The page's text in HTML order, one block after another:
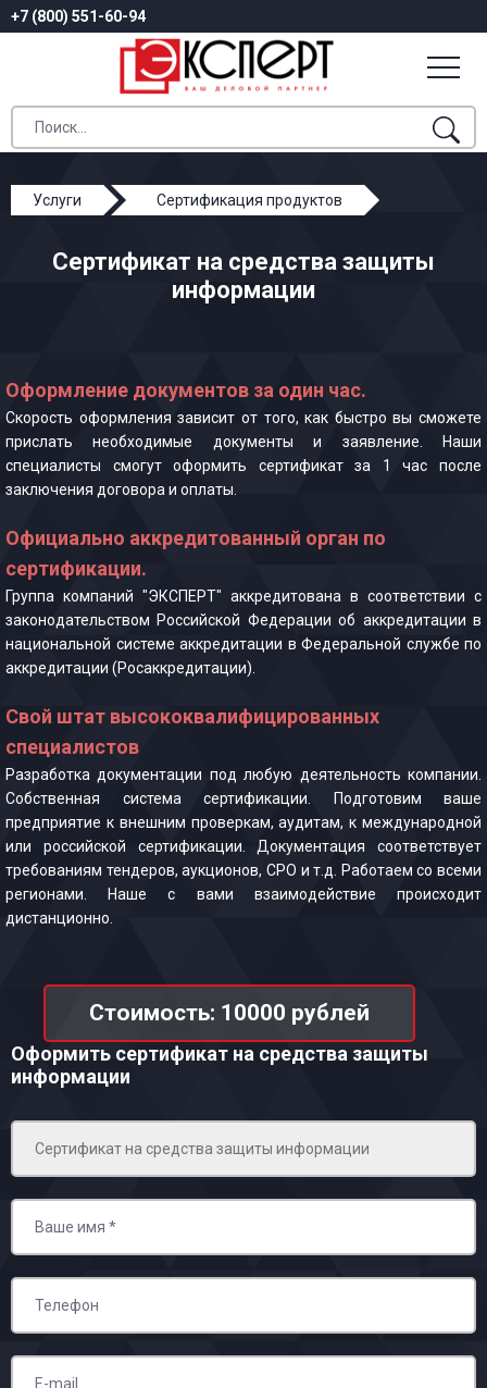
+7 (800) 551-60-94
Услуги
Сертификация продуктов
Сертификат на средства защиты
информации
Оформление документов за один час.
Скорость оформления зависит от того, как быстро вы сможете
прислать необходимые документы и заявление. Наши
специалисты смогут оформить сертификат за 1 час после
заключения договора и оплаты.
Официально аккредитованный орган по
сертификации.
Группа компаний "ЭКСПЕРТ" аккредитована в соответствии с
законодательством Российской Федерации об аккредитации в
национальной системе аккредитации в Федеральной службе по
аккредитации (Росаккредитации).
Свой штат высококвалифицированных
специалистов
Разработка документации под любую деятельность компании.
Собственная система сертификации. Подготовим ваше
предприятие к внешним проверкам, аудитам, к международной
или российской сертификации. Документация соответствует
требованиям тендеров, аукционов, СРО и т.д. Работаем со всеми
регионами. Наше с вами взаимодействие происходит
дистанционно.
Стоимость: 10000 рублей
Оформить сертификат на средства защиты
информации